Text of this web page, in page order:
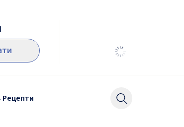
Рецепти